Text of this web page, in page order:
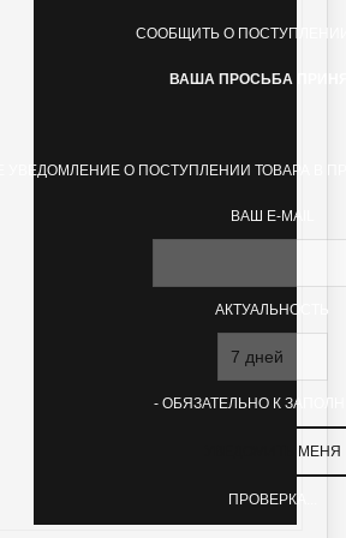
СООБЩИТЬ О
ВАША ПРОСЬБА
УВЕДОМЛЕНИЕ О ПОСТУПЛЕНИИ ТОВАРА В
ВАШ E-MAIL
АКТУАЛЬНОСТЬ
- ОБЯЗАТЕЛЬНО К
ПРОВЕРКА...